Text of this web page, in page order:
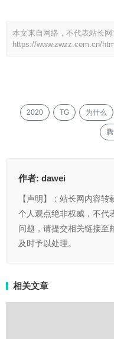
本文来自网络，不代表站长网
https://www.zwzz.com.cn/
2020 TG 为什么
作者: dawei
【声明】：站长网内容
个人观点绝非权威，不代
问题，请提交相关链接至
及时予以处理。
相关文章